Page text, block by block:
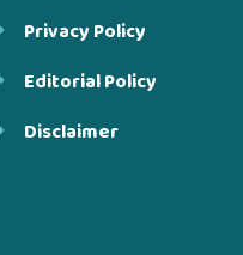
Privacy Policy
Editorial Policy
Disclaimer